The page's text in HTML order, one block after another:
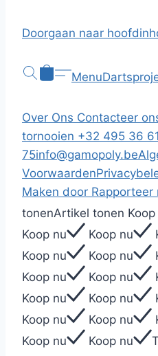
Doorgaan naar
Menu
Over Ons Contacteer
tornooien +32 495 36 61
75info@gamopoly.be
Voorwaarden
Maken door Rapporteer
tonenArtikel tonen
Koop nu
Koop nu
Koop nu
Koop nu
Koop nu
Koop nu
Koop nu
Koop nu
Koop nu
Koop nu
Koop nu
Koop nu